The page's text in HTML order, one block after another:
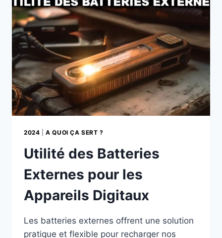
ET
ADAPTATION
2024 |A QUOI ÇA SERT ?
Utilité des Batteries
Externes pour les
Appareils Digitaux
Les batteries externes offrent une solution
pratique et flexible pour recharger nos